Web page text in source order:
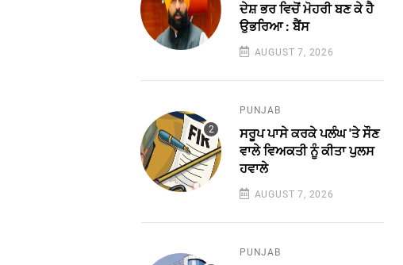
ਦੇਸ਼ ਭਰ ਵਿਚੋਂ ਮੋਹਰੀ ਬਣ ਕੇ ਹੈ
ਉਭਰਿਆ : ਬੈਂਸ
AUGUST 7, 2026
PUNJAB
ਸਰੂਪ ਪਾਸੇ ਕਰਕੇ ਪਲੰਘ 'ਤੇ ਸੌਣ
ਵਾਲੇ ਵਿਅਕਤੀ ਨੂੰ ਕੀਤਾ ਪੁਲਸ
ਹਵਾਲੇ
AUGUST 7, 2026
PUNJAB